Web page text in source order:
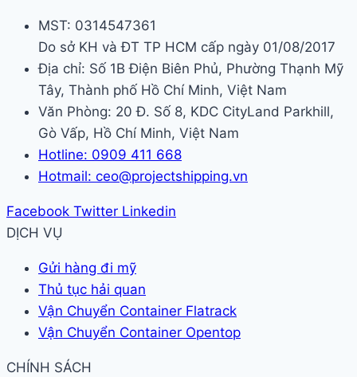
MST: 0314547361
Do sở KH và ĐT TP HCM cấp ngày 01/08/2017
Địa chỉ: Số 1B Điện Biên Phủ, Phường Thạnh Mỹ
Tây, Thành phố Hồ Chí Minh, Việt Nam
Văn Phòng: 20 Đ. Số 8, KDC CityLand Parkhill,
Gò Vấp, Hồ Chí Minh, Việt Nam
Hotline: 0909 411 668
Hotmail: ceo@projectshipping.vn
Facebook Twitter Linkedin
DỊCH VỤ
Gửi hàng đi mỹ
Thủ tục hải quan
Vận Chuyển Container Flatrack
Vận Chuyển Container Opentop
CHÍNH SÁCH